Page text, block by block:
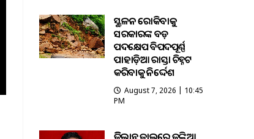
ଭୂସ୍ଖଳନ ରୋକିବାକୁ
ସରକାରଙ୍କ ବଡ଼
ପଦକ୍ଷେପ ବିପଦପୂର୍ଣ୍ଣ
ପାହାଡ଼ିଆ ରାସ୍ତା ଚିହ୍ନଟ
କରିବାକୁ ନିର୍ଦ୍ଦେଶ
August 7, 2026 | 10:45
PM